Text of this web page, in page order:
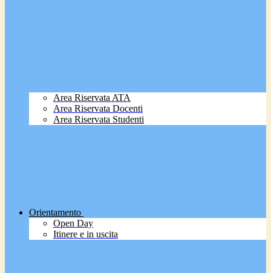
Area Riservata ATA
Area Riservata Docenti
Area Riservata Studenti
Orientamento
Open Day
Itinere e in uscita